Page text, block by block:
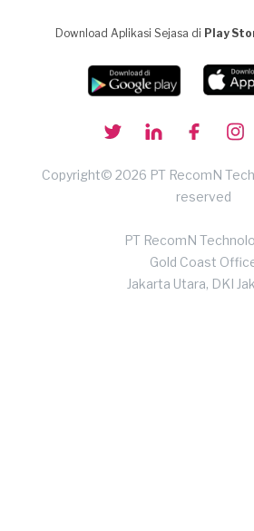
Download Aplikasi Sejasa di Play
Copyright© 2026 PT RecomN
reserved
PT RecomN
Gold Coast
Jakarta Utara, DKI